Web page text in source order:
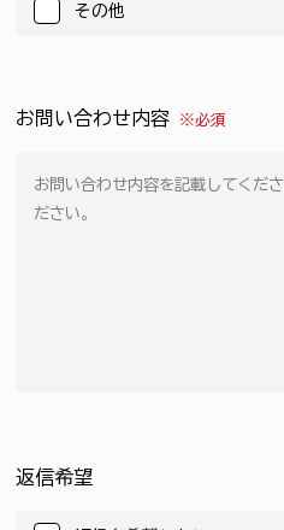
その他
お問い合わせ内容 ※必須
返信希望